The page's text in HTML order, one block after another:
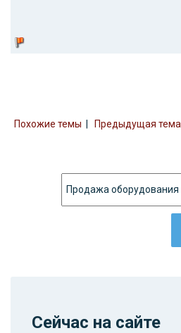
Похожие темы Предыдущая тема
Сейчас на сайте